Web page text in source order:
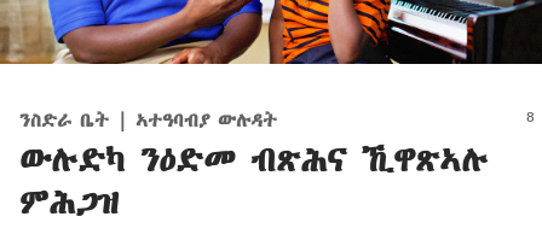
ንስድራ ቤት | ኣተዓባብያ ውሉዳት
ውሉድካ ንዕድመ ብጽሕና ኺዋጽኣሉ
ምሕጋዝ